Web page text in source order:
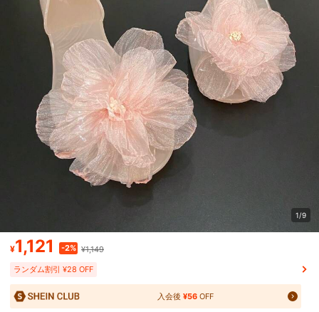
1/9
¥1,121 -2% ¥1,149
ランダム割引 ¥28 OFF
入会後¥56 OFF